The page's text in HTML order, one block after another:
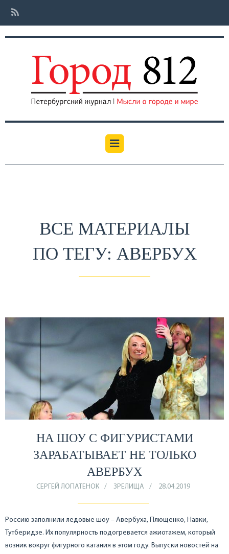
ВСЕ МАТЕРИАЛЫ
ПО ТЕГУ: АВЕРБУХ
НА ШОУ С ФИГУРИСТАМИ
ЗАРАБАТЫВАЕТ НЕ ТОЛЬКО
АВЕРБУХ
СЕРГЕЙ ЛОПАТЕНОК ЗРЕЛИЩА 28.04.2019
Россию заполнили ледовые шоу – Авербуха, Плющенко, Навки,
Тутберидзе. Их популярность подогревается ажиотажем, который
возник вокруг фигурного катания в этом году. Выпуски новостей на